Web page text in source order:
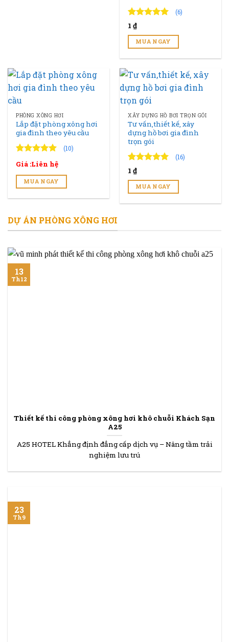
4.83
6
đánh giá
(6)
1₫
MUA NGAY
PHÒNG XÔNG HƠI
Lắp đặt phòng xông hơi
gia đình theo yêu cầu
4.90 trên 5
10
đánh giá
(10)
Giá :Liên hệ
MUA NGAY
XÂY DỰNG HỒ BƠI TRỌN GÓI
Tư vấn,thiết kế, xây
dựng hồ bơi gia đình
trọn gói
4.94
16
đánh giá
(16)
1₫
MUA NGAY
DỰ ÁN PHÒNG XÔNG HƠI
Thiết kế thi công phòng xông hơi khô chuỗi Khách Sạn
A25
A25 HOTEL Khẳng định đẳng cấp dịch vụ – Nâng tầm trải
nghiệm lưu trú
13
Th12
23
Th9